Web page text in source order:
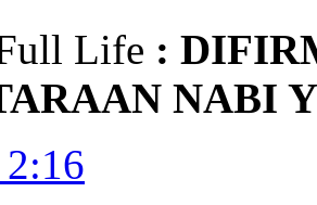
Life :
NABI